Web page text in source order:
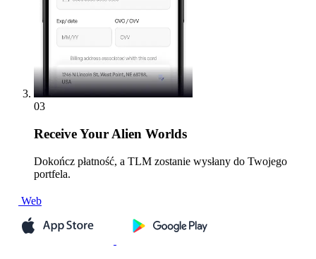
03
ReceiveYour Alien Worlds
Dokończ płatność, a TLM zostanie wysłany do Twojego
portfela.
Web